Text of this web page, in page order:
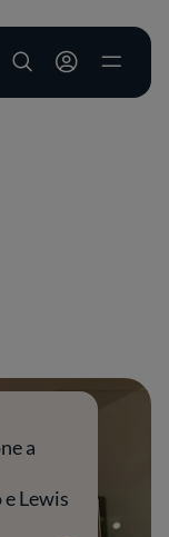
User account
a
Lewis